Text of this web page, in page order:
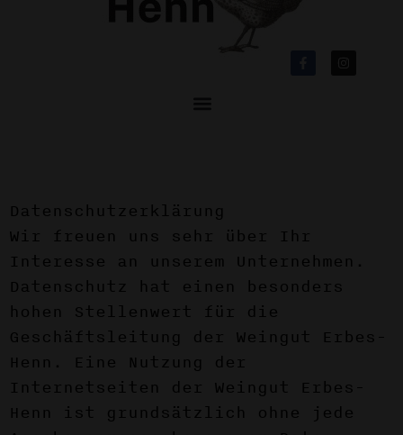
Datenschutzerklärung
Wir freuen uns sehr über Ihr
Interesse an unserem Unternehmen.
Datenschutz hat einen besonders
hohen Stellenwert für die
Geschäftsleitung der Weingut Erbes-
Henn. Eine Nutzung der
Internetseiten der Weingut Erbes-
Henn ist grundsätzlich ohne jede